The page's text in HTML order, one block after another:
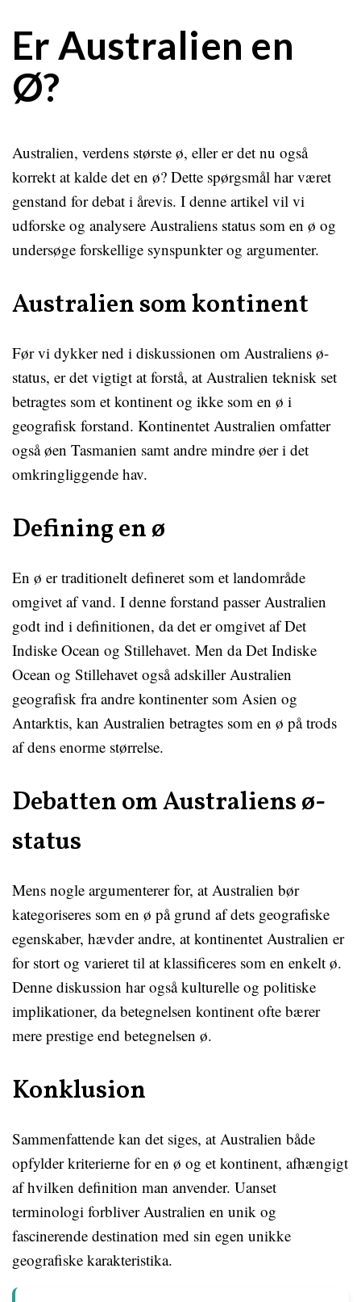
Er Australien en
Ø?
Australien, verdens største ø, eller er det nu også
korrekt at kalde det en ø? Dette spørgsmål har været
genstand for debat i årevis. I denne artikel vil vi
udforske og analysere Australiens status som en ø og
undersøge forskellige synspunkter og argumenter.
Australien som kontinent
Før vi dykker ned i diskussionen om Australiens ø-
status, er det vigtigt at forstå, at Australien teknisk set
betragtes som et kontinent og ikke som en ø i
geografisk forstand. Kontinentet Australien omfatter
også øen Tasmanien samt andre mindre øer i det
omkringliggende hav.
Defining en ø
En ø er traditionelt defineret som et landområde
omgivet af vand. I denne forstand passer Australien
godt ind i definitionen, da det er omgivet af Det
Indiske Ocean og Stillehavet. Men da Det Indiske
Ocean og Stillehavet også adskiller Australien
geografisk fra andre kontinenter som Asien og
Antarktis, kan Australien betragtes som en ø på trods
af dens enorme størrelse.
Debatten om Australiens ø-
status
Mens nogle argumenterer for, at Australien bør
kategoriseres som en ø på grund af dets geografiske
egenskaber, hævder andre, at kontinentet Australien er
for stort og varieret til at klassificeres som en enkelt ø.
Denne diskussion har også kulturelle og politiske
implikationer, da betegnelsen kontinent ofte bærer
mere prestige end betegnelsen ø.
Konklusion
Sammenfattende kan det siges, at Australien både
opfylder kriterierne for en ø og et kontinent, afhængigt
af hvilken definition man anvender. Uanset
terminologi forbliver Australien en unik og
fascinerende destination med sin egen unikke
geografiske karakteristika.